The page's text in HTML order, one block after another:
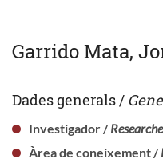
Garrido Mata,
Dades generals /
Investigador /
Àrea de coneixement /